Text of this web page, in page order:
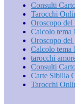
Consulti
Tarocchi
Oroscopo del
Calcolo tema
Oroscopo
Calcolo tema
tarocchi
Consulti
Carte Sibilla
Tarocchi